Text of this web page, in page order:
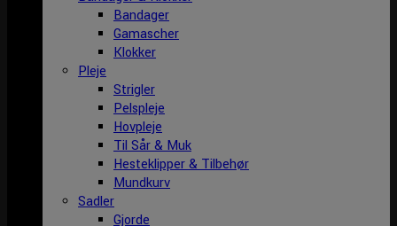
Bandager
Gamascher
Klokker
Pleje
Strigler
Pelspleje
Hovpleje
Til Sår & Muk
Hesteklipper & Tilbehør
Mundkurv
Sadler
Gjorde